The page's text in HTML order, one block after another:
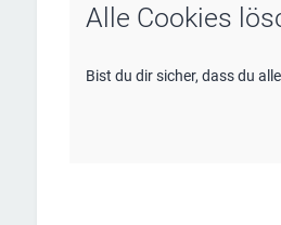
Alle Cookies
Bist du dir sicher, dass du